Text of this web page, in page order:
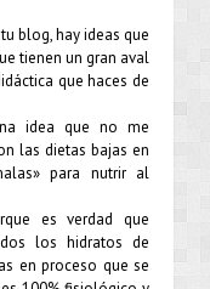
blog, hay ideas que
tienen un gran aval
que haces de
idea que no me
las dietas bajas en
para nutrir al
es verdad que
los hidratos de
en proceso que se